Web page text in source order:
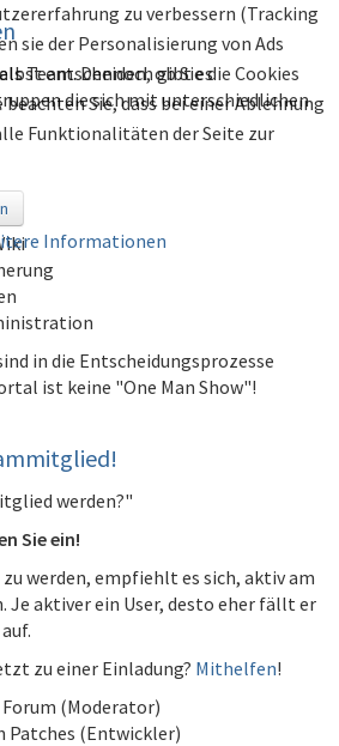
Team. Dennoch gibt es
die sich mit unterschiedlichen
in die Entscheidungsprozesse
ist keine "One Man Show"!
werden?"
Sie ein!
werden, empfiehlt es sich, aktiv am
aktiver ein User, desto eher fällt er
zu einer Einladung? Mithelfen!
(Moderator)
Patches (Entwickler)
zu verbessern (Tracking
sie der Personalisierung von Ads
entscheiden, ob Sie die Cookies
Sie, dass bei einer Ablehnung
Funktionalitäten der Seite zur
Informationen